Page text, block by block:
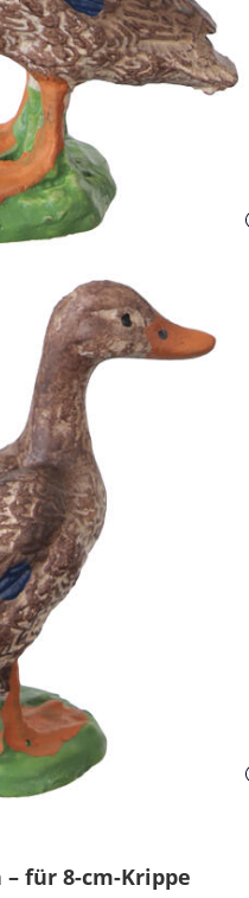
– für 8-cm-Krippe